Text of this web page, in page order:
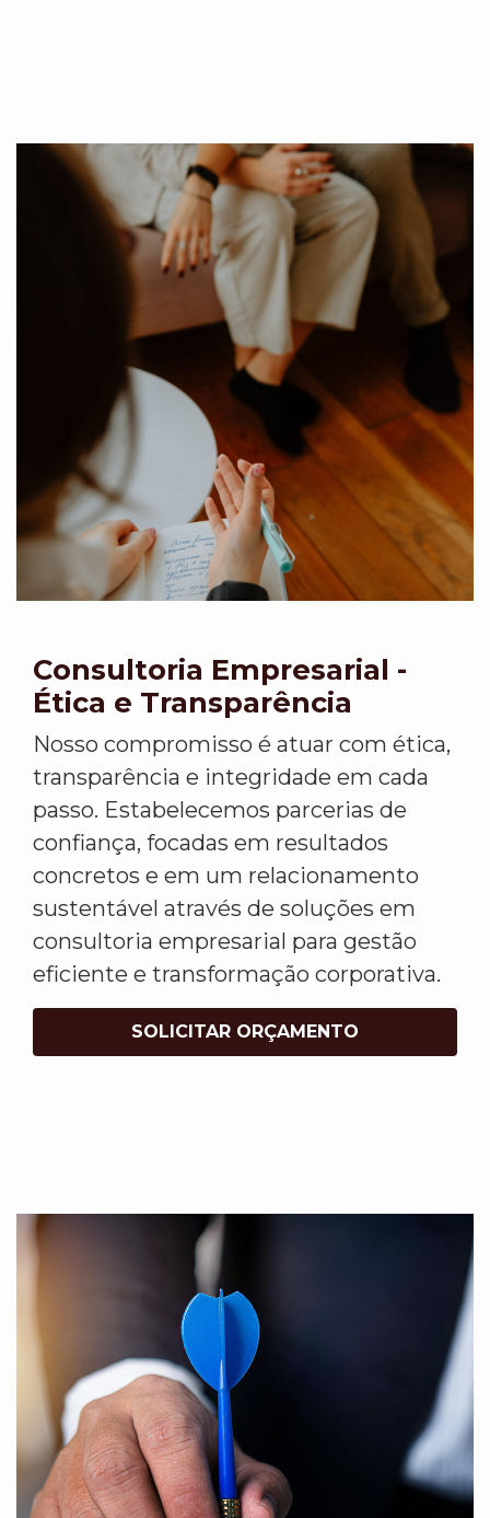
Consultoria Empresarial -
Ética e Transparência
Nosso compromisso é atuar com ética,
transparência e integridade em cada
passo. Estabelecemos parcerias de
confiança, focadas em resultados
concretos e em um relacionamento
sustentável através de soluções em
consultoria empresarial para gestão
eficiente e transformação corporativa.
SOLICITAR ORÇAMENTO